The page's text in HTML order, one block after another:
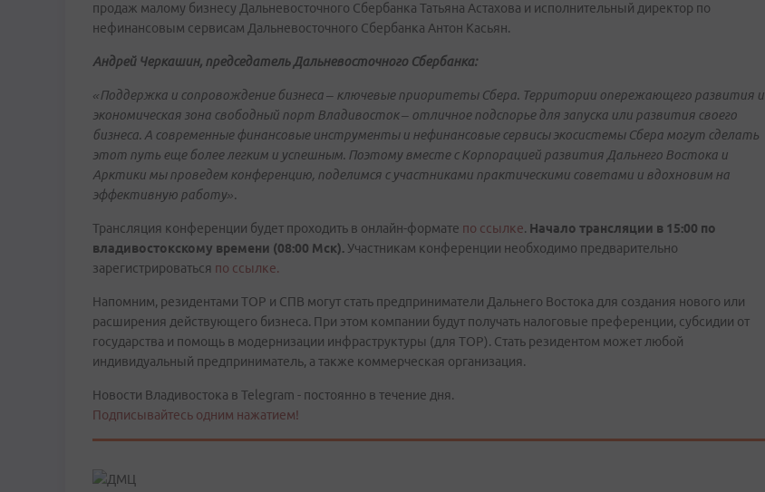
продаж малому бизнесу Дальневосточного Сбербанка Татьяна Астахова и исполнительный директор по
нефинансовым сервисам Дальневосточного Сбербанка Антон Касьян.
Андрей Черкашин, председатель Дальневосточного Сбербанка:
«Поддержка и сопровождение бизнеса – ключевые приоритеты Сбера. Территории опережающего развития и
экономическая зона свободный порт Владивосток – отличное подспорье для запуска или развития своего
бизнеса. А современные финансовые инструменты и нефинансовые сервисы экосистемы Сбера могут сделать
этот путь еще более легким и успешным. Поэтому вместе с Корпорацией развития Дальнего Востока и
Арктики мы проведем конференцию, поделимся с участниками практическими советами и вдохновим на
эффективную работу».
Трансляция конференции будет проходить в онлайн-формате по ссылке. Начало трансляции в 15:00 по
владивостокскому времени (08:00 Мск). Участникам конференции необходимо предварительно
зарегистрироваться по ссылке.
Напомним, резидентами ТОР и СПВ могут стать предприниматели Дальнего Востока для создания нового или
расширения действующего бизнеса. При этом компании будут получать налоговые преференции, субсидии от
государства и помощь в модернизации инфраструктуры (для ТОР). Стать резидентом может любой
индивидуальный предприниматель, а также коммерческая организация.
Новости Владивостока в Telegram - постоянно в течение дня.
Подписывайтесь одним нажатием!